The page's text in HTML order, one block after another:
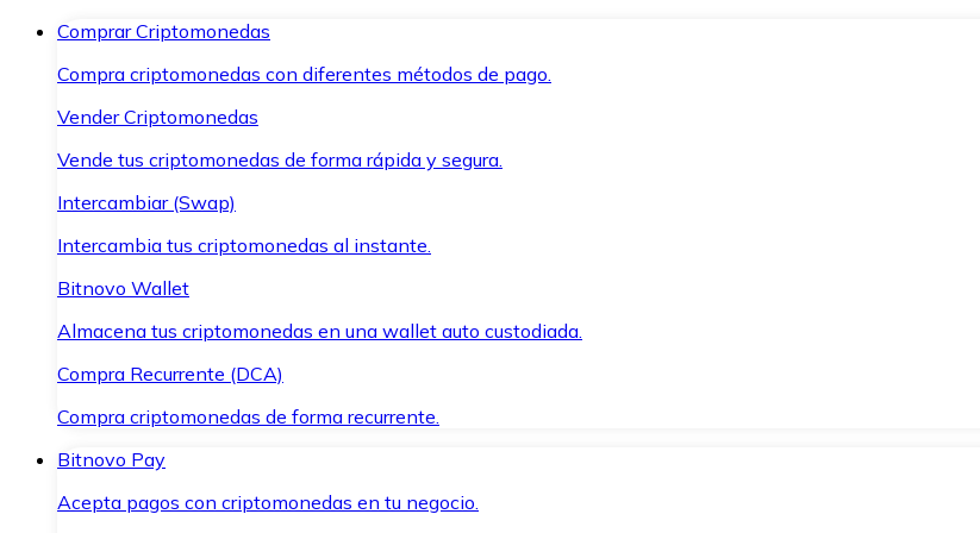
Comprar Criptomonedas
Compra criptomonedas con diferentes métodos de pago.
Vender Criptomonedas
Vende tus criptomonedas de forma rápida y segura.
Intercambiar (Swap)
Intercambia tus criptomonedas al instante.
Bitnovo Wallet
Almacena tus criptomonedas en una wallet auto custodiada.
Compra Recurrente (DCA)
Compra criptomonedas de forma recurrente.
Bitnovo Pay
Acepta pagos con criptomonedas en tu negocio.